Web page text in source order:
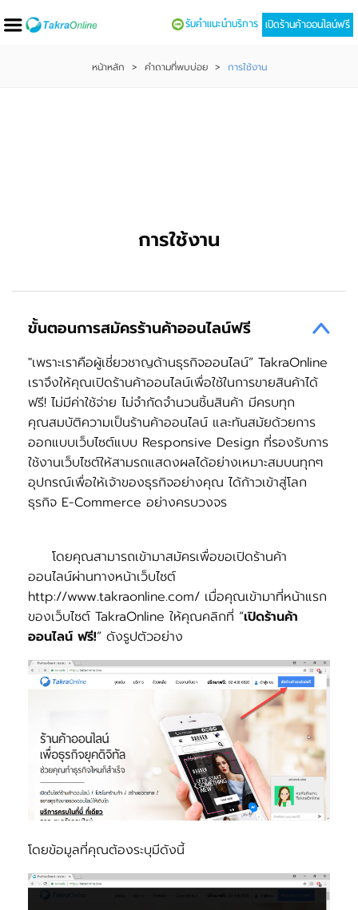
เปิดร้านค้าออนไลน์ฟรี
รับคำแนะนำบริการ
หน้าหลัก > คำถามที่พบบ่อย > การใช้งาน
การใช้งาน
ขั้นตอนการสมัครร้านค้าออนไลน์ฟรี
"เพราะเราคือผู้เชี่ยวชาญด้านธุรกิจออนไลน์” TakraOnline
เราจึงให้คุณเปิดร้านค้าออนไลน์เพื่อใช้ในการขายสินค้าได้
ฟรี! ไม่มีค่าใช้จ่าย ไม่จำกัดจำนวนชิ้นสินค้า มีครบทุก
คุณสมบัติความเป็นร้านค้าออนไลน์ และทันสมัยด้วยการ
ออกแบบเว็บไซต์แบบ Responsive Design ที่รองรับการ
ใช้งานเว็บไซต์ให้สามรถแสดงผลได้อย่างเหมาะสมบนทุกๆ
อุปกรณ์เพื่อให้เจ้าของธุรกิจอย่างคุณ ได้ก้าวเข้าสู่โลก
ธุรกิจ E-Commerce อย่างครบวงจร
โดยคุณสามารถเข้ามาสมัครเพื่อขอเปิดร้านค้า
ออนไลน์ผ่านทางหน้าเว็บไซต์
http://www.takraonline.com/ เมื่อคุณเข้ามาที่หน้าแรก
ของเว็บไซต์ TakraOnline ให้คุณคลิกที่ “เปิดร้านค้า
ออนไลน์ ฟรี!” ดังรูปตัวอย่าง
โดยข้อมูลที่คุณต้องระบุมีดังนี้